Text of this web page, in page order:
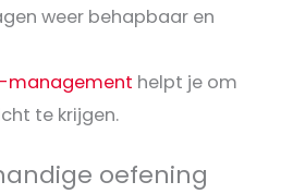
weer behapbaar en
management helpt je om
te krijgen.
oefening